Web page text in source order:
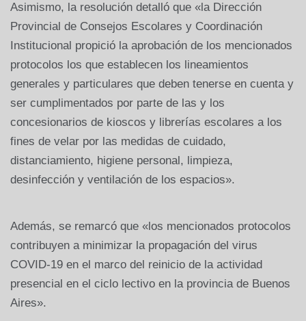
Asimismo, la resolución detalló que «la Dirección
Provincial de Consejos Escolares y Coordinación
Institucional propició la aprobación de los mencionados
protocolos los que establecen los lineamientos
generales y particulares que deben tenerse en cuenta y
ser cumplimentados por parte de las y los
concesionarios de kioscos y librerías escolares a los
fines de velar por las medidas de cuidado,
distanciamiento, higiene personal, limpieza,
desinfección y ventilación de los espacios».
Además, se remarcó que «los mencionados protocolos
contribuyen a minimizar la propagación del virus
COVID-19 en el marco del reinicio de la actividad
presencial en el ciclo lectivo en la provincia de Buenos
Aires».